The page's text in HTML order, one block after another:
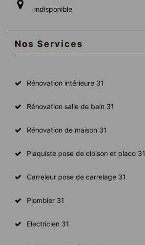
indisponible
Nos Services
Rénovation intérieure 31
Rénovation salle de bain 31
Rénovation de maison 31
Plaquiste pose de cloison et placo 31
Carreleur pose de carrelage 31
Plombier 31
Electricien 31